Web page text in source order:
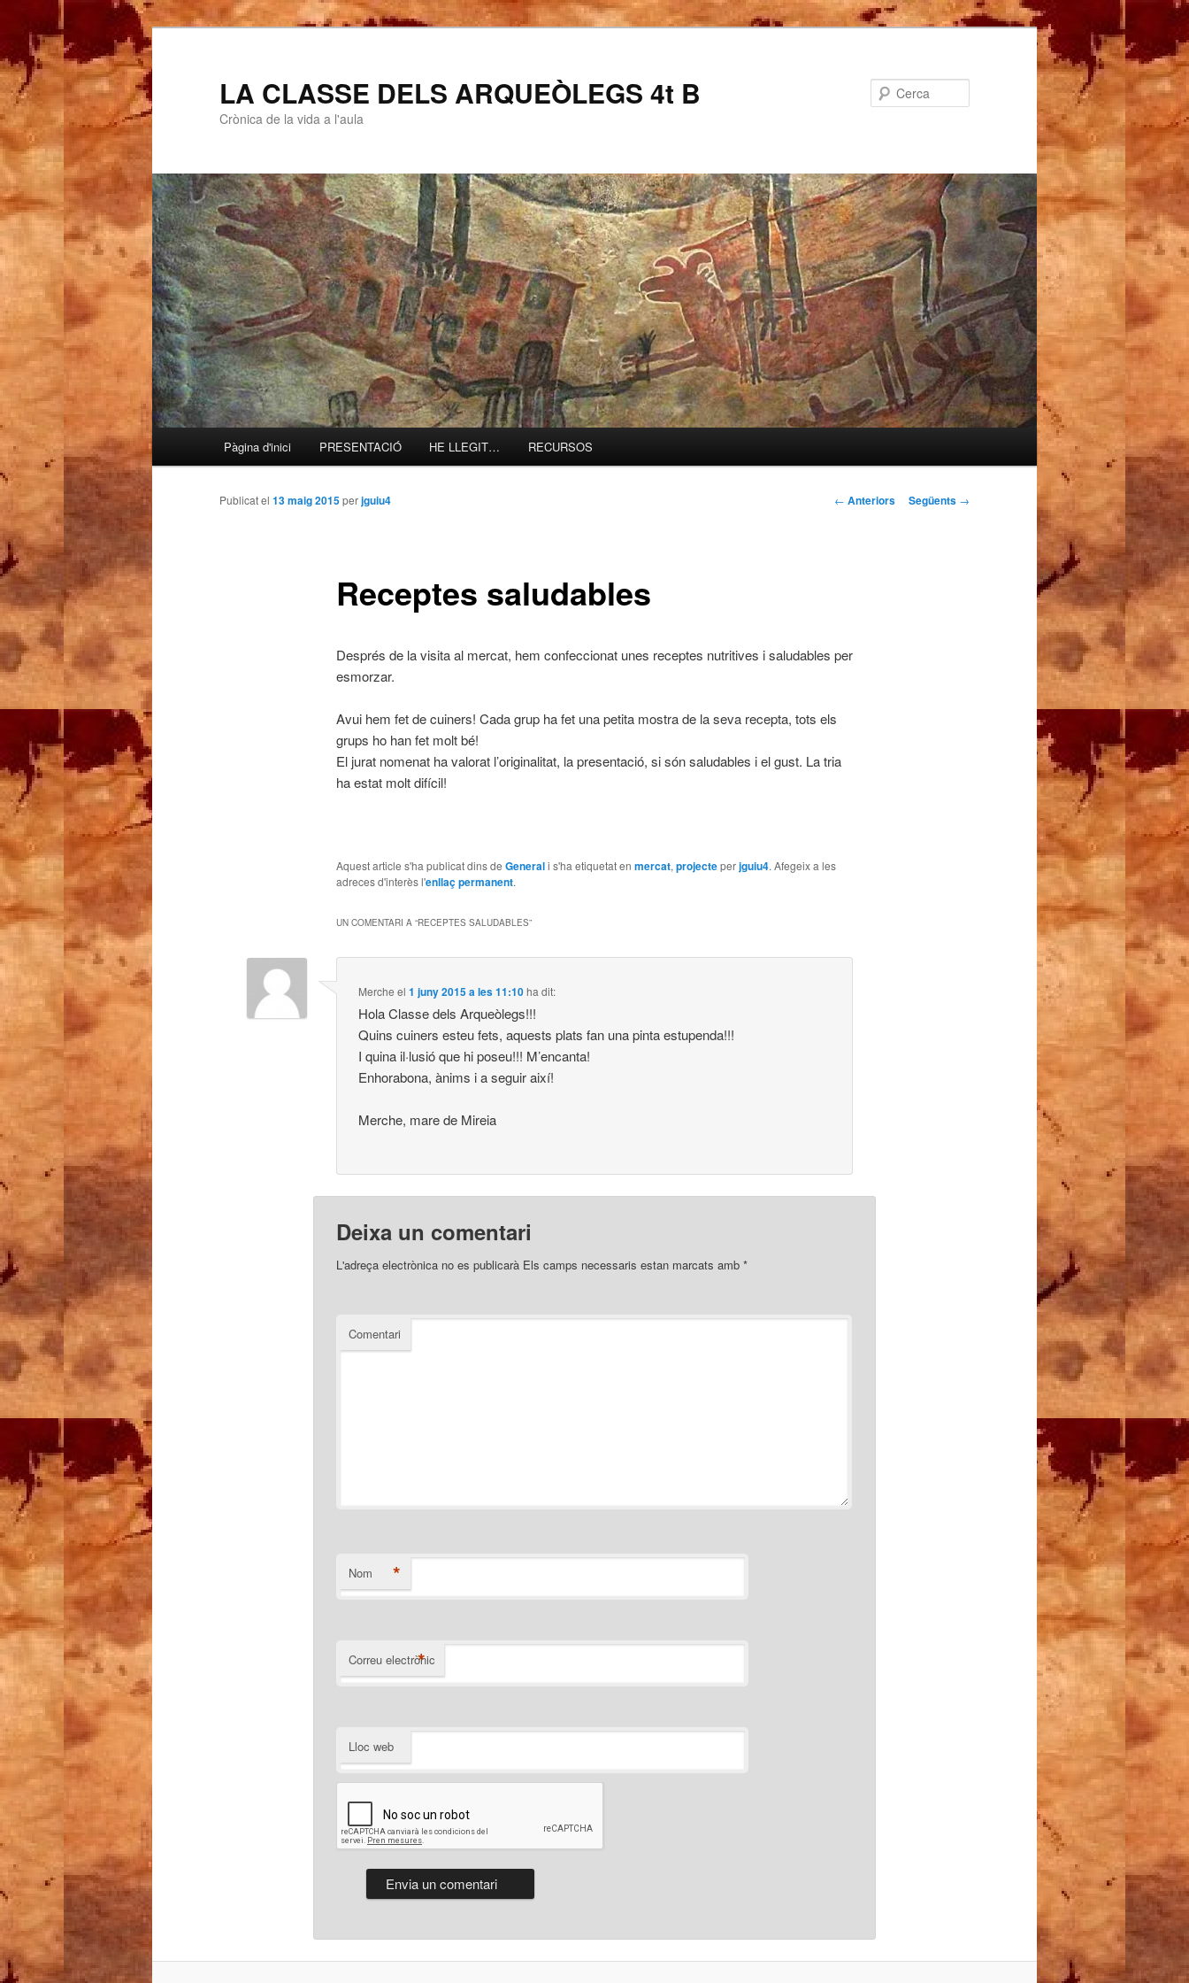
LA CLASSE DELS ARQUEÒLEGS 4t B
Crònica de la vida a l'aula
Aneu
al
Pàgina d'inici PRESENTACIÓ HE LLEGIT… RECURSOS
Navegació
← Anteriors Següents →
Receptes saludables
Publicat el 13 maig 2015perjguiu4
Després de la visita al mercat, hem confeccionat unes receptes nutritives i saludables per
esmorzar.
Avui hem fet de cuiners! Cada grup ha fet una petita mostra de la seva recepta, tots els
grups ho han fet molt bé!
El jurat nomenat ha valorat l’originalitat, la presentació, si són saludables i el gust. La tria
ha estat molt difícil!
Aquest article s'ha publicat dins de Generali s'ha etiquetat en mercat, projecteperjguiu4. Afegeix a les
adreces d'interès l'enllaç permanent.
UN COMENTARI A “RECEPTES SALUDABLES”
Merche el1 juny 2015 a les 11:10ha dit:
Hola Classe dels Arqueòlegs!!!
Quins cuiners esteu fets, aquests plats fan una pinta estupenda!!!
I quina il·lusió que hi poseu!!! M’encanta!
Enhorabona, ànims i a seguir així!
Merche, mare de Mireia
Deixa un comentari
L'adreça electrònica no es publicaràEls camps necessaris estan marcats amb *
Comentari
Nom *
Correu electrònic
*
Lloc web